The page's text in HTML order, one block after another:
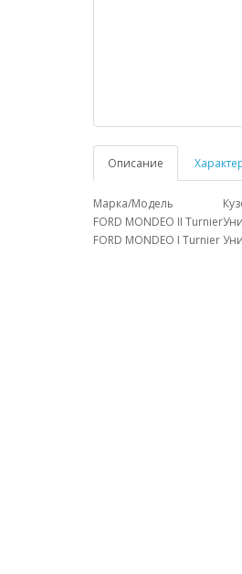
Описание
Марка/Модель
FORD MONDEO II Turnier
FORD MONDEO I Turnier